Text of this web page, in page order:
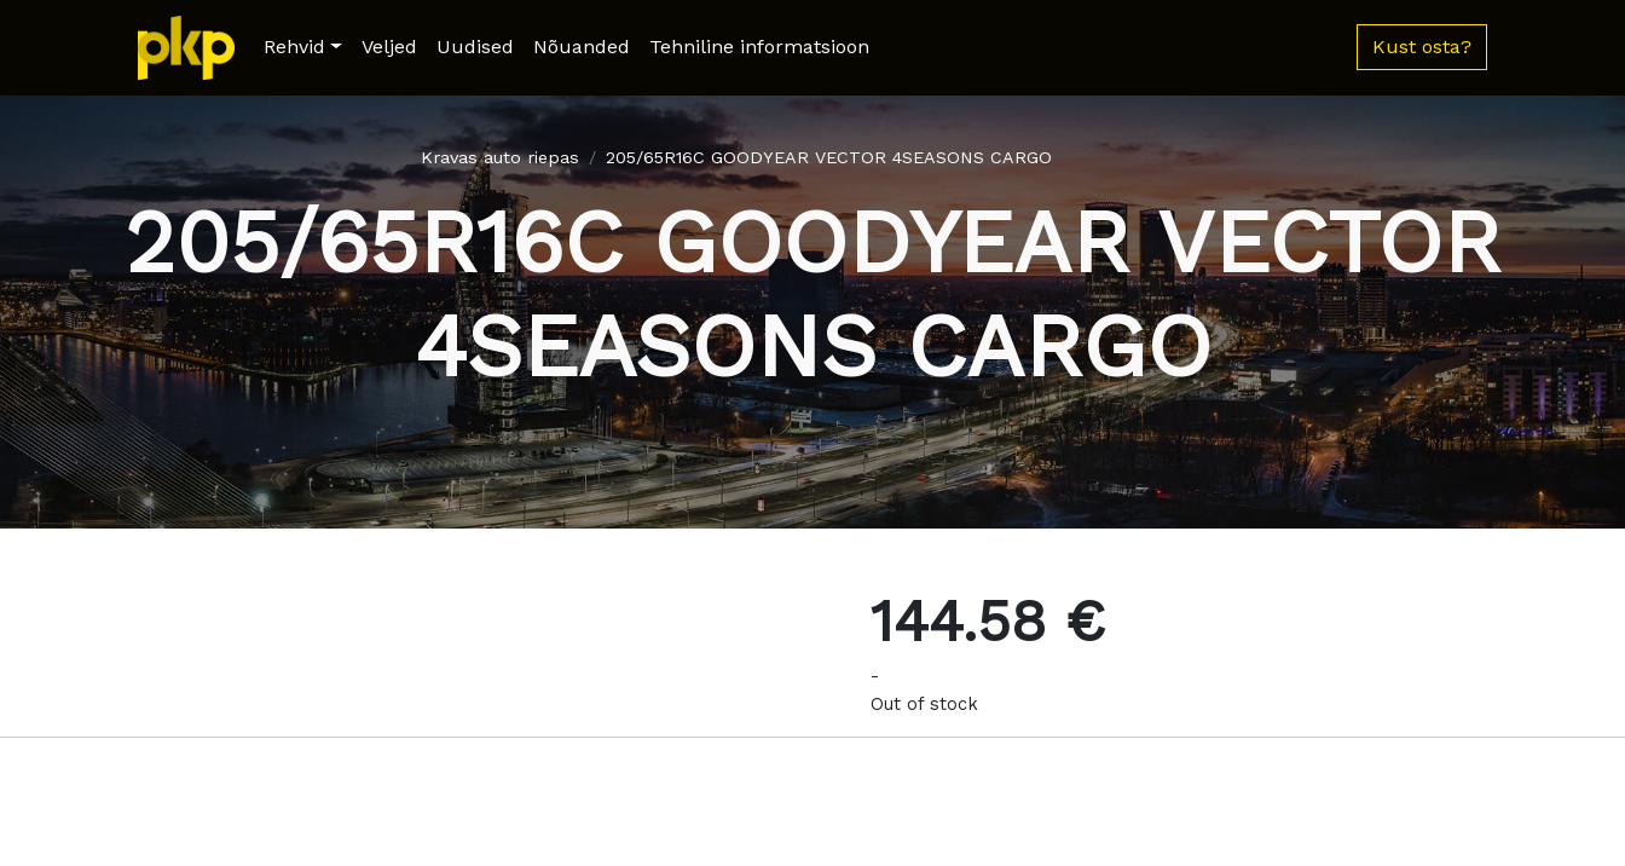
Rehvid Veljed Uudised Nõuanded Tehniline informatsioon Kust osta?
Kravas auto riepas 205/65R16C GOODYEAR VECTOR 4SEASONS CARGO
205/65R16C GOODYEAR VECTOR
4SEASONS CARGO
144.58 €
-
Out of stock